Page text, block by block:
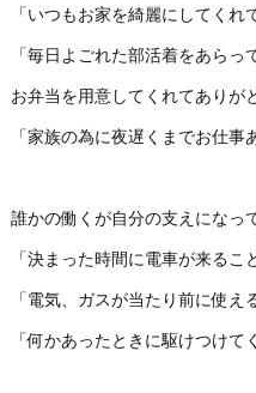
「いつもお家を綺麗にしてくれ
「毎日よごれた部活着をあらっ
お弁当を用意してくれてありが
「家族の為に夜遅くまでお仕事
誰かの働くが自分の支えになっ
「決まった時間に電車が来るこ
「電気、ガスが当たり前に使え
「何かあったときに駆けつけて